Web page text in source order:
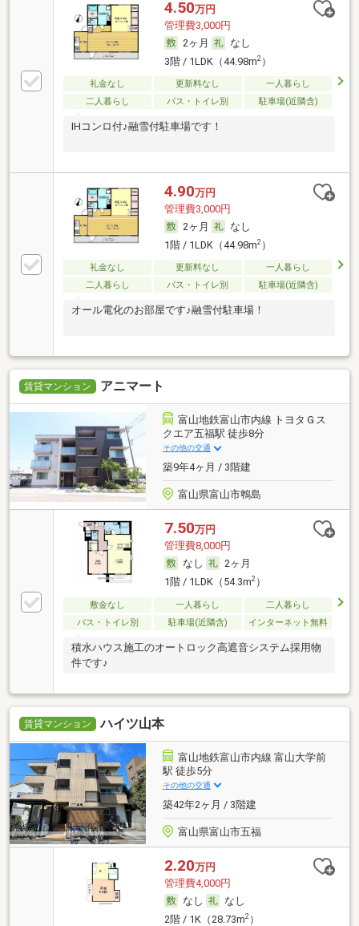
4.50万円
管理費3,000円
2ヶ月
なし
3階 / 1LDK（44.98m2）
礼金なし 更新料なし
一人暮らし
二人暮らし
バス・トイレ別 駐車場(近隣含)
IHコンロ付♪融雪付駐車場です！
4.90万円
管理費3,000円
2ヶ月
なし
1階 / 1LDK（44.98m2）
礼金なし 更新料なし
一人暮らし
二人暮らし
バス・トイレ別 駐車場(近隣含)
オール電化のお部屋です♪融雪付駐車場！
賃貸マンション アニマート
富山地鉄富山市内線 トヨタＧス
クエア五福駅 徒歩8分
その他の交通
築9年4ヶ月 / 3階建
富山県富山市鵯島
7.50万円
管理費8,000円
なし
2ヶ月
1階 / 1LDK（54.3m2）
敷金なし 一人暮らし
二人暮らし
バス・トイレ別
駐車場(近隣含) インターネット無料
積水ハウス施工のオートロック高遮音システム採用物
件です♪
賃貸マンション ハイツ山本
富山地鉄富山市内線 富山大学前
駅 徒歩5分
その他の交通
築42年2ヶ月 / 3階建
富山県富山市五福
2.20万円
管理費4,000円
なし
なし
2階 / 1K（28.73m2）